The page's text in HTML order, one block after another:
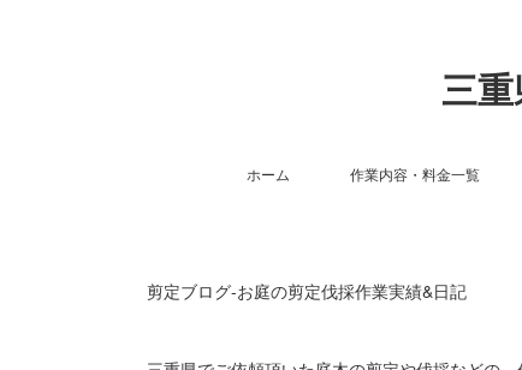
三
ホーム 作業内容・料金一覧
剪定ブログ-お庭の剪定伐採作業実績&日記